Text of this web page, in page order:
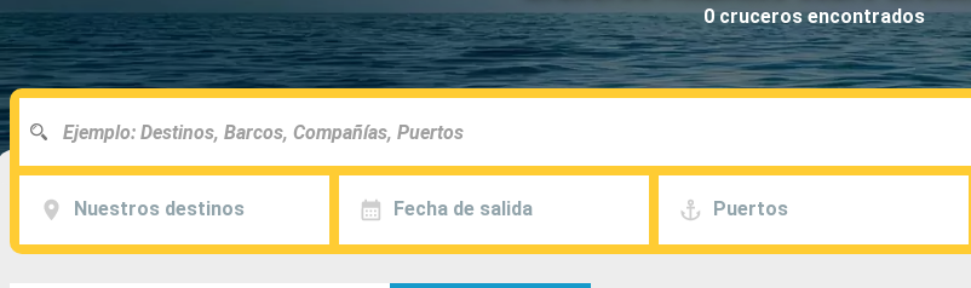
0 cruceros encontrados
Nuestros destinos Fecha de salida Puertos